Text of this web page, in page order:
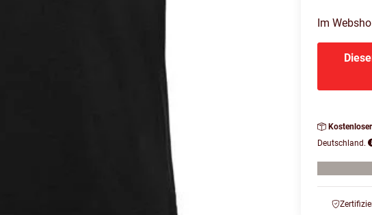
Im
Deutschland.